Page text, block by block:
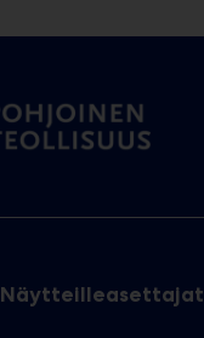
Näytteilleasettajat